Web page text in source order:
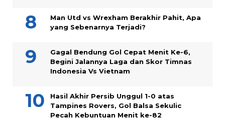
Man Utd vs Wrexham Berakhir Pahit, Apa
yang Sebenarnya Terjadi?
Gagal Bendung Gol Cepat Menit Ke-6,
Begini Jalannya Laga dan Skor Timnas
Indonesia Vs Vietnam
Hasil Akhir Persib Unggul 1-0 atas
Tampines Rovers, Gol Balsa Sekulic
Pecah Kebuntuan Menit ke-82